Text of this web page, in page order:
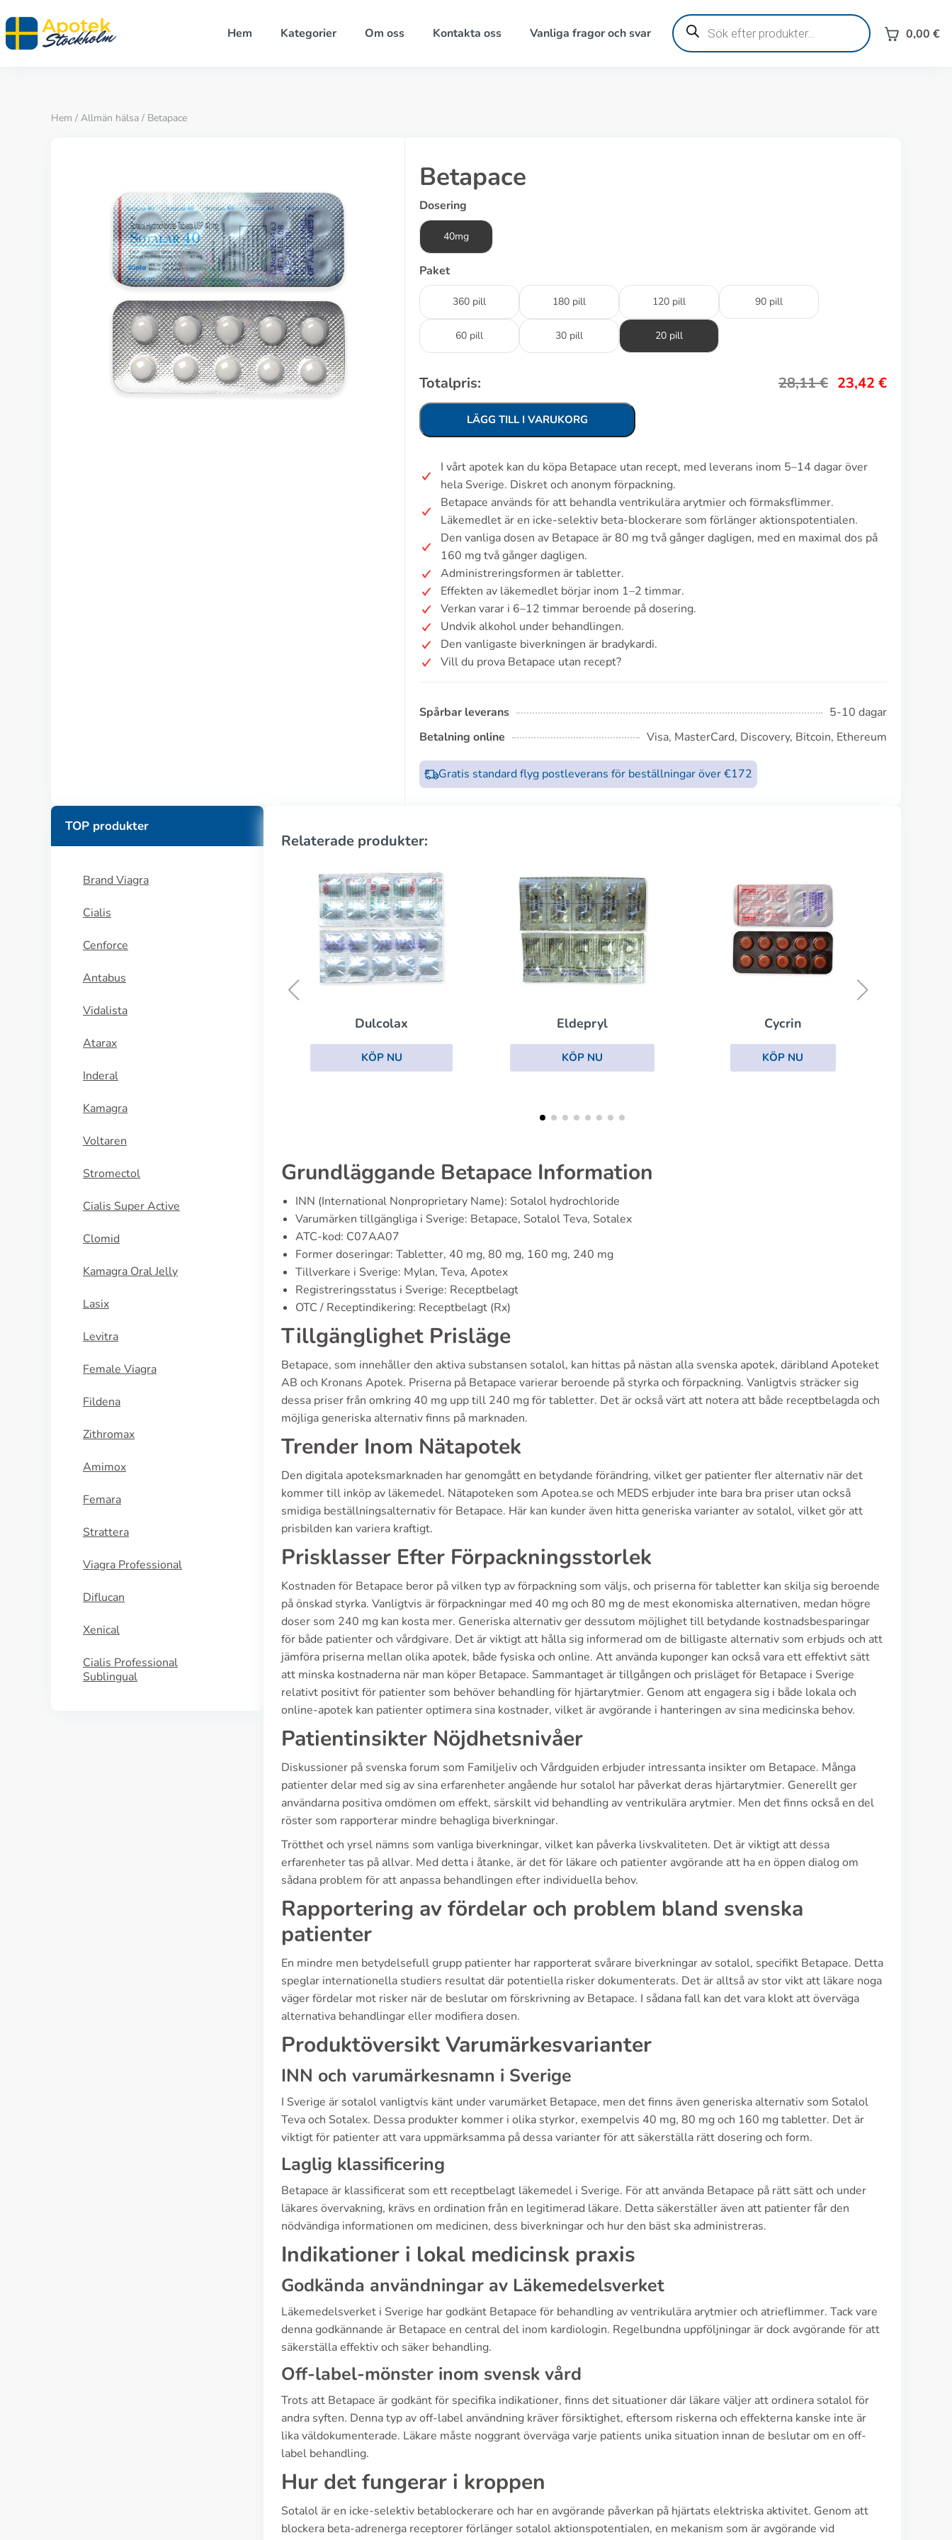
Hem Kategorier Om oss Kontakta oss Vanliga fragor och svar
Produktsökning
0,00 €
Hem / Allmän hälsa / Betapace
Betapace
Dosering
40mg
Paket
360 pill 180 pill 120 pill 90 pill
60 pill 30 pill 20 pill
Totalpris: 28,11€ 23,42 €
LÄGG TILL I VARUKORG
I vårt apotek kan du köpa Betapace utan recept, med leverans inom 5–14 dagar över
hela Sverige. Diskret och anonym förpackning.
Betapace används för att behandla ventrikulära arytmier och förmaksflimmer.
Läkemedlet är en icke-selektiv beta-blockerare som förlänger aktionspotentialen.
Den vanliga dosen av Betapace är 80 mg två gånger dagligen, med en maximal dos på
160 mg två gånger dagligen.
Administreringsformen är tabletter.
Effekten av läkemedlet börjar inom 1–2 timmar.
Verkan varar i 6–12 timmar beroende på dosering.
Undvik alkohol under behandlingen.
Den vanligaste biverkningen är bradykardi.
Vill du prova Betapace utan recept?
Spårbar leverans
5-10 dagar
Betalning online
Visa, MasterCard, Discovery, Bitcoin, Ethereum
Gratis standard flyg postleverans för beställningar över €172
TOP produkter
Brand Viagra
Cialis
Cenforce
Antabus
Vidalista
Atarax
Inderal
Kamagra
Voltaren
Stromectol
Cialis Super Active
Clomid
Kamagra Oral Jelly
Lasix
Levitra
Female Viagra
Fildena
Zithromax
Amimox
Femara
Strattera
Viagra Professional
Diflucan
Xenical
Cialis Professional
Sublingual
Relaterade produkter:
Eldepryl
KÖP NU
Cycrin
KÖP NU
Revia
Grundläggande Betapace Information
INN (International Nonproprietary Name): Sotalol hydrochloride
Varumärken tillgängliga i Sverige: Betapace, Sotalol Teva, Sotalex
ATC-kod: C07AA07
Former doseringar: Tabletter, 40 mg, 80 mg, 160 mg, 240 mg
Tillverkare i Sverige: Mylan, Teva, Apotex
Registreringsstatus i Sverige: Receptbelagt
OTC / Receptindikering: Receptbelagt (Rx)
Tillgänglighet Prisläge
Betapace, som innehåller den aktiva substansen sotalol, kan hittas på nästan alla svenska apotek, däribland Apoteket
AB och Kronans Apotek. Priserna på Betapace varierar beroende på styrka och förpackning. Vanligtvis sträcker sig
dessa priser från omkring 40 mg upp till 240 mg för tabletter. Det är också värt att notera att både receptbelagda och
möjliga generiska alternativ finns på marknaden.
Trender Inom Nätapotek
Den digitala apoteksmarknaden har genomgått en betydande förändring, vilket ger patienter fler alternativ när det
kommer till inköp av läkemedel. Nätapoteken som Apotea.se och MEDS erbjuder inte bara bra priser utan också
smidiga beställningsalternativ för Betapace. Här kan kunder även hitta generiska varianter av sotalol, vilket gör att
prisbilden kan variera kraftigt.
Prisklasser Efter Förpackningsstorlek
Kostnaden för Betapace beror på vilken typ av förpackning som väljs, och priserna för tabletter kan skilja sig beroende
på önskad styrka. Vanligtvis är förpackningar med 40 mg och 80 mg de mest ekonomiska alternativen, medan högre
doser som 240 mg kan kosta mer. Generiska alternativ ger dessutom möjlighet till betydande kostnadsbesparingar
för både patienter och vårdgivare. Det är viktigt att hålla sig informerad om de billigaste alternativ som erbjuds och att
jämföra priserna mellan olika apotek, både fysiska och online. Att använda kuponger kan också vara ett effektivt sätt
att minska kostnaderna när man köper Betapace. Sammantaget är tillgången och prisläget för Betapace i Sverige
relativt positivt för patienter som behöver behandling för hjärtarytmier. Genom att engagera sig i både lokala och
online-apotek kan patienter optimera sina kostnader, vilket är avgörande i hanteringen av sina medicinska behov.
Patientinsikter Nöjdhetsnivåer
Diskussioner på svenska forum som Familjeliv och Vårdguiden erbjuder intressanta insikter om Betapace. Många
patienter delar med sig av sina erfarenheter angående hur sotalol har påverkat deras hjärtarytmier. Generellt ger
användarna positiva omdömen om effekt, särskilt vid behandling av ventrikulära arytmier. Men det finns också en del
röster som rapporterar mindre behagliga biverkningar.
Trötthet och yrsel nämns som vanliga biverkningar, vilket kan påverka livskvaliteten. Det är viktigt att dessa
erfarenheter tas på allvar. Med detta i åtanke, är det för läkare och patienter avgörande att ha en öppen dialog om
sådana problem för att anpassa behandlingen efter individuella behov.
Rapportering av fördelar och problem bland svenska
patienter
En mindre men betydelsefull grupp patienter har rapporterat svårare biverkningar av sotalol, specifikt Betapace. Detta
speglar internationella studiers resultat där potentiella risker dokumenterats. Det är alltså av stor vikt att läkare noga
väger fördelar mot risker när de beslutar om förskrivning av Betapace. I sådana fall kan det vara klokt att överväga
alternativa behandlingar eller modifiera dosen.
Produktöversikt Varumärkesvarianter
INN och varumärkesnamn i Sverige
I Sverige är sotalol vanligtvis känt under varumärket Betapace, men det finns även generiska alternativ som Sotalol
Teva och Sotalex. Dessa produkter kommer i olika styrkor, exempelvis 40 mg, 80 mg och 160 mg tabletter. Det är
viktigt för patienter att vara uppmärksamma på dessa varianter för att säkerställa rätt dosering och form.
Laglig klassificering
Betapace är klassificerat som ett receptbelagt läkemedel i Sverige. För att använda Betapace på rätt sätt och under
läkares övervakning, krävs en ordination från en legitimerad läkare. Detta säkerställer även att patienter får den
nödvändiga informationen om medicinen, dess biverkningar och hur den bäst ska administreras.
Indikationer i lokal medicinsk praxis
Godkända användningar av Läkemedelsverket
Läkemedelsverket i Sverige har godkänt Betapace för behandling av ventrikulära arytmier och atrieflimmer. Tack vare
denna godkännande är Betapace en central del inom kardiologin. Regelbundna uppföljningar är dock avgörande för att
säkerställa effektiv och säker behandling.
Off-label-mönster inom svensk vård
Trots att Betapace är godkänt för specifika indikationer, finns det situationer där läkare väljer att ordinera sotalol för
andra syften. Denna typ av off-label användning kräver försiktighet, eftersom riskerna och effekterna kanske inte är
lika väldokumenterade. Läkare måste noggrant överväga varje patients unika situation innan de beslutar om en off-
label behandling.
Hur det fungerar i kroppen
Sotalol är en icke-selektiv betablockerare och har en avgörande påverkan på hjärtats elektriska aktivitet. Genom att
blockera beta-adrenerga receptorer förlänger sotalol aktionspotentialen, en mekanism som är avgörande vid